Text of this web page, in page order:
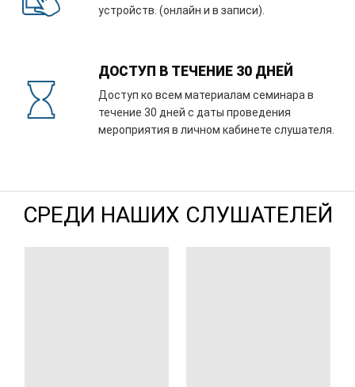
устройств. (онлайн и в записи).
ДОСТУП В ТЕЧЕНИЕ 30 ДНЕЙ
Доступ ко всем материалам семинара в
течение 30 дней с даты проведения
мероприятия в личном кабинете слушателя.
СРЕДИ НАШИХ СЛУШАТЕЛЕЙ